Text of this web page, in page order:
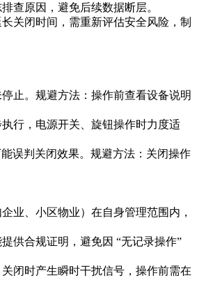
查原因，避免后续数据断层。​
关闭时间，需重新评估安全风险，制
止。规避方法：操作前查看设备说明
行，电源开关、旋钮操作时力度适
误判关闭效果。规避方法：关闭操作
业、小区物业）在自身管理范围内，
供合规证明，避免因 “无记录操作”
闭时产生瞬时干扰信号，操作前需在